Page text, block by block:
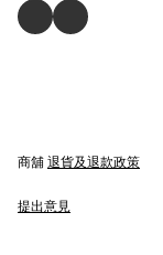
商舖 退貨及退款政策
提出意見